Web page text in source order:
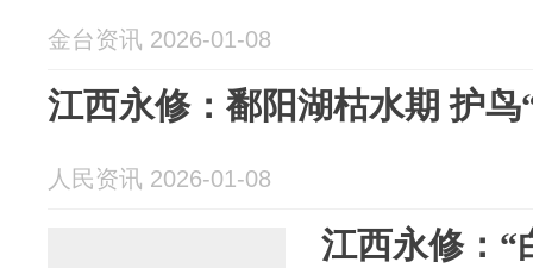
金台资讯 2026-01-08
江西永修：鄱阳湖枯水期 护鸟
人民资讯 2026-01-08
江西永修：“